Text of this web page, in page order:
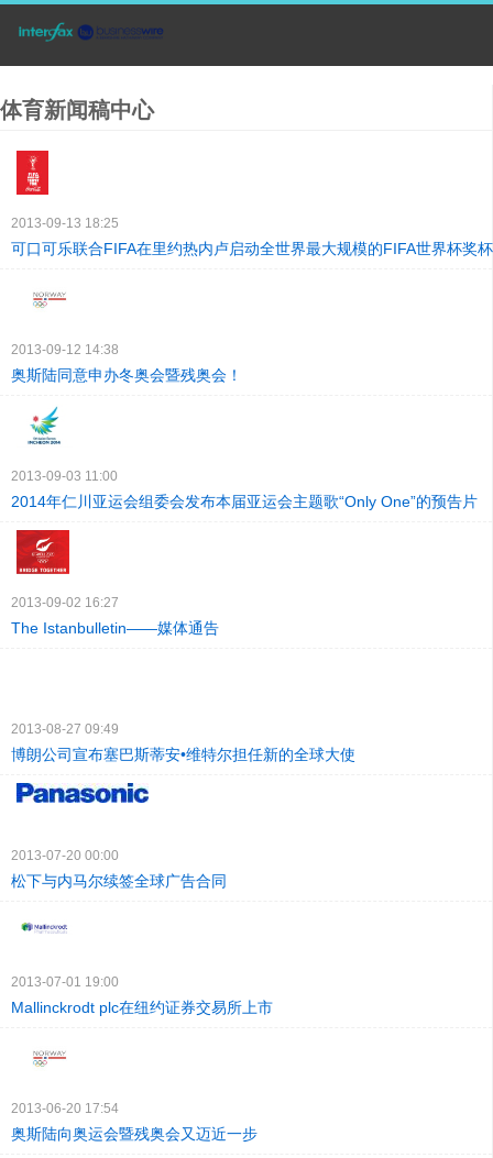
体育新闻稿中心
2013-09-13 18:25
可口可乐联合FIFA在里约热内卢启动全世界最大规模的FIFA世界杯奖
2013-09-12 14:38
奥斯陆同意申办冬奥会暨残奥会！
2013-09-03 11:00
2014年仁川亚运会组委会发布本届亚运会主题歌“Only One”的预告片
2013-09-02 16:27
The Istanbulletin——媒体通告
2013-08-27 09:49
博朗公司宣布塞巴斯蒂安•维特尔担任新的全球大使
2013-07-20 00:00
松下与内马尔续签全球广告合同
2013-07-01 19:00
Mallinckrodt plc在纽约证券交易所上市
2013-06-20 17:54
奥斯陆向奥运会暨残奥会又迈近一步